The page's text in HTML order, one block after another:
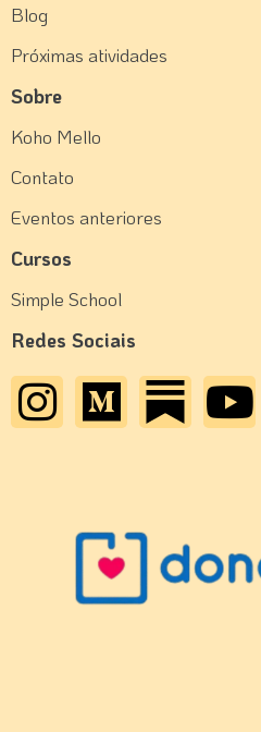
Blog
Próximas atividades
Sobre
Koho Mello
Contato
Eventos anteriores
Cursos
Simple School
Redes Sociais